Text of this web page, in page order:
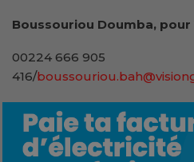
Boussouriou Doumba, pour
00224 666 905
416/